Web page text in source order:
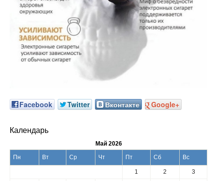
Facebook Twitter Вконтакте Google+
Календарь
Май 2026
Пн
Вт Ср Чт Пт Сб Вс
1 2
3